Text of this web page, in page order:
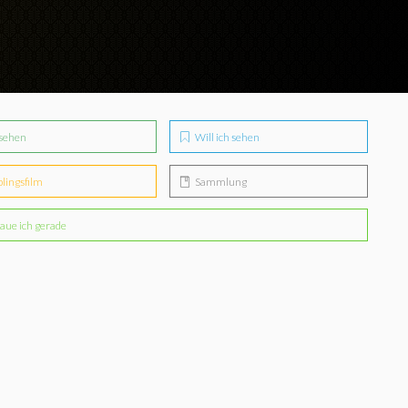
Will ich sehen
Sammlung
ich gerade